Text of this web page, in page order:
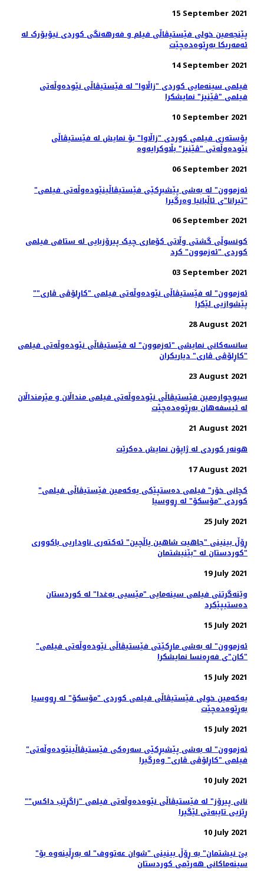
15 September 2021
پێنجەمین خولی فێستیڤاڵی فیلم و فەرهەنگی کوردی نیۆیۆرک لە
ئەمەریکا بەڕێوەدەچێت
14 September 2021
فیلمی سینەمایی کوردی "زاڵاوا" لە فێستیڤاڵی نێودەوڵەتی
فیلمی "ڤێنیز" نمایشکرا
10 September 2021
پۆستەری فیلمی کوردی "زاڵاوا" بۆ نمایش لە فێستیڤاڵی
نێودەوڵەتی "ڤێنیز" بڵاوکرایەوە
06 September 2021
"ئەزموون" لە به‌شی پێشبڕکێی فێستیڤاڵینێوده‌وڵه‌تی فیلمی
"تیرانا"ی ئاڵبانیا وه‌رگیرا
06 September 2021
کونسوڵی گشتی وڵاتی کۆماری چیک پیرۆزبایی لە ستافی فیلمی
کوردی "ئەزموون" کرد
03 September 2021
"ئەزموون" لە فێستیڤاڵی نێوده‌وڵه‌تی فیلمی "کاڕلۆڤی ڤاری"
پێشوازیی لێکرا
28 August 2021
سانسه‌کانی نمایشی "ئەزموون" لە فێستیڤاڵی نێوده‌وڵه‌تی فیلمی
"کاڕلۆڤی ڤاری" دیاریکران
23 August 2021
سیوچوارەمین فێستیڤاڵی نێودەوڵەتی فیلمی منداڵان و مێرمنداڵان
لە ئیسفەهان بەڕێوەدەچێت
21 August 2021
هونەر کوردی لە ژاپۆن نمایش دەکرێت
17 August 2021
"کچانی خۆر" فیلمی ده‌ستپێکی یه‌که‌‌مین فێستیڤاڵی فیلمی
کوردی "مۆسکۆ" لە ڕووسیا
25 July 2021
ڕۆڵ بینینی "جاهیت شاهین یاڵچین" ئەکتەری ناوداریی باکووری
کوردستان لە "بێنیشتمان"
19 July 2021
وێنەگرتنی فیلمی سینەمایی "مێسیی بەغدا" لە کوردستان
دەستیپێکرد
15 July 2021
"ئەزموون" لە به‌شی ماڕکێتی فێستیڤاڵی نێوده‌وڵه‌تی فیلمی
"کان"ی فه‌ڕه‌نسا نمایشکرا
15 July 2021
یەکەمین خولی فێستیڤاڵی فیلمی کوردی "مۆسکۆ" لە ڕووسیا
بەڕێوەدەچێت
15 July 2021
"ئەزموون" لە به‌شی پێشبڕکێی سه‌ره‌کی فێستیڤاڵینێوده‌وڵه‌تی
فیلمی "کاڕلۆڤی ڤاری" وه‌رگیرا
10 July 2021
"نانی پیرۆز" لە فێستیڤاڵی نێوەدەوڵەتی فیلمی "زاگڕێب داکس"
ڕێزیی تایبەتی لێگیرا
10 July 2021
"بێ نیشتمان" بە ڕۆڵ بینینی "شوان عەتووف" لە بەڕڵینەوە بۆ
سینەماکانی هەرێمی کوردستان